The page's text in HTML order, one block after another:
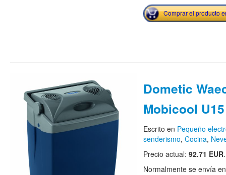
Comprar el producto
Dometic
Mobicool U15
Escrito en Pequeño
senderismo, Cocina,
Precio actual: 92.71 EUR.
Normalmente se envía